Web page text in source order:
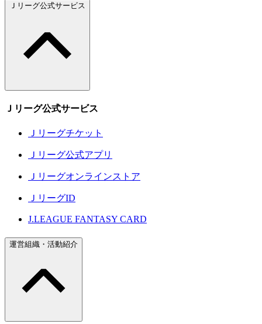
Ｊリーグ公式サービス
Ｊリーグ公式サービス
Ｊリーグチケット
Ｊリーグ公式アプリ
Ｊリーグオンラインストア
ＪリーグID
J.LEAGUE FANTASY CARD
運営組織・活動紹介